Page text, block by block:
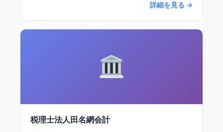
詳細を見る →
税理士法人田名網会計